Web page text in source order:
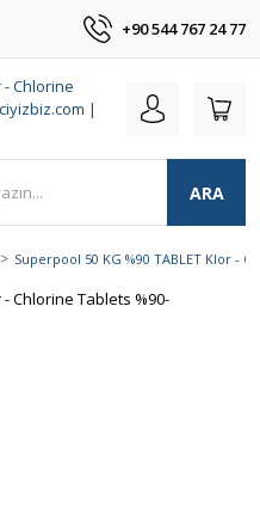
+90 544 767 24 77
ARA
Superpool 50 KG %90 TABLET Klor -